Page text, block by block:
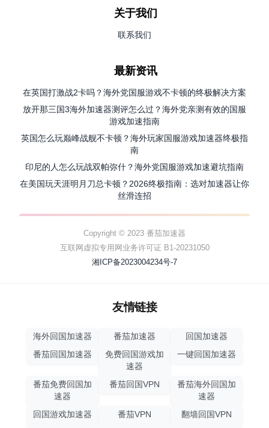
关于我们
联系我们
最新资讯
在英国打激战2卡吗？海外党国服游戏不卡顿的终极解决方案
放开那三国3海外加速器测评怎么过？海外党亲测有效的国服
游戏加速指南
英国怎么玩巅峰战舰不卡顿？海外玩家国服游戏加速器终极指
南
印尼的人怎么玩战双帕弥什？海外党国服游戏加速避坑指南
在美国玩天涯明月刀总卡顿？2026终极指南：选对加速器让你
丝滑连招
Copyright © 2023 番茄加速器
互联网虚拟专用网业务许可证 B1-20231050
湘ICP备2023004234号-7
友情链接
海外回国加速器 番茄加速器
回国加速器
番茄回国加速器
免费回国游戏加
速器
一键回国加速器
番茄免费回国加
速器
番茄回国VPN
番茄海外回国加
速器
回国游戏加速器
番茄VPN 翻墙回国VPN